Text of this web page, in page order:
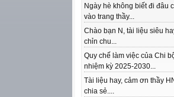
Ngày hè không biết đi đâu
vào trang thầy...
Chào bạn N, tài liệu siêu
chỉn chu...
Quy chế làm việc của Chi
nhiệm kỳ 2025-2030...
Tài liệu hay, cảm ơn thầy
chia sẻ....